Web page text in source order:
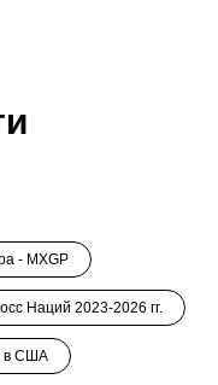
- MXGP
Наций 2023-2026 гг.
в США